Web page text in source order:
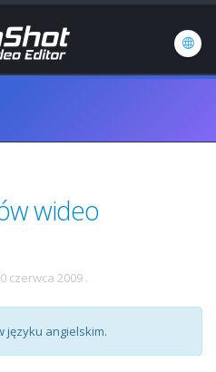
wideo
czerwca 2009 .
języku angielskim.